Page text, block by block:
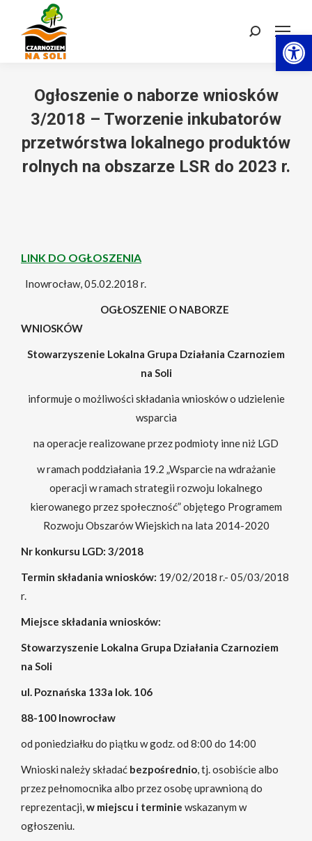
Szukaj:
Ogłoszenie o naborze wniosków
3/2018 – Tworzenie inkubatorów
przetwórstwa lokalnego produktów
rolnych na obszarze LSR do 2023 r.
LINK DO OGŁOSZENIA
Inowrocław, 05.02.2018 r.
OGŁOSZENIE O NABORZE
WNIOSKÓW
Stowarzyszenie Lokalna Grupa Działania Czarnoziem
na Soli
informuje o możliwości składania wniosków o udzielenie
wsparcia
na operacje realizowane przez podmioty inne niż LGD
w ramach poddziałania 19.2 „Wsparcie na wdrażanie
operacji w ramach strategii rozwoju lokalnego
kierowanego przez społeczność” objętego Programem
Rozwoju Obszarów Wiejskich na lata 2014-2020
Nr konkursu LGD: 3/2018
Termin składania wniosków: 19/02/2018 r.- 05/03/2018
r.
Miejsce składania wniosków:
Stowarzyszenie Lokalna Grupa Działania Czarnoziem
na Soli
ul. Poznańska 133a lok. 106
88-100 Inowrocław
od poniedziałku do piątku w godz. od 8:00 do 14:00
Wnioski należy składać bezpośrednio, tj. osobiście albo
przez pełnomocnika albo przez osobę uprawnioną do
reprezentacji,w miejscu i terminie wskazanym w
ogłoszeniu.